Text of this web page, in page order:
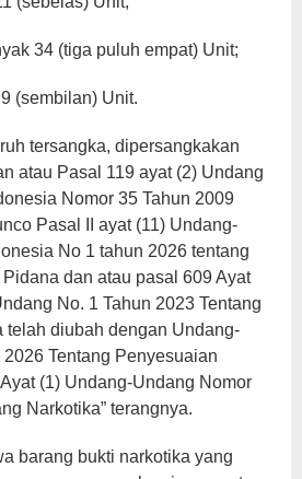
34 (tiga puluh empat) Unit;
(sembilan) Unit.
tersangka, dipersangkakan
atau Pasal 119 ayat (2) Undang
Nomor 35 Tahun 2009
Pasal II ayat (11) Undang-
No 1 tahun 2026 tentang
dan atau pasal 609 Ayat
No. 1 Tahun 2023 Tentang
telah diubah dengan Undang-
Tentang Penyesuaian
(1) Undang-Undang Nomor
Narkotika” terangnya.
barang bukti narkotika yang